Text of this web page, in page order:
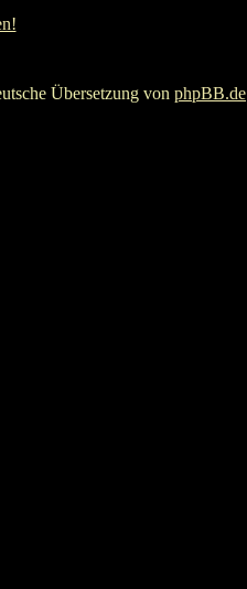
Übersetzung von phpBB.de